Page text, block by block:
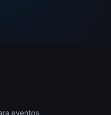
eventos